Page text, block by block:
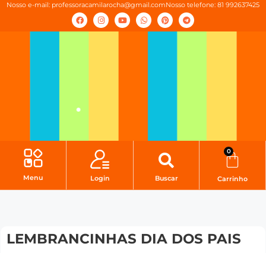
Nosso e-mail: professoracamilarocha@gmail.comNosso telefone: 81 992637425
Menu Login Buscar
0
Carrinho
LEMBRANCINHAS DIA DOS PAIS